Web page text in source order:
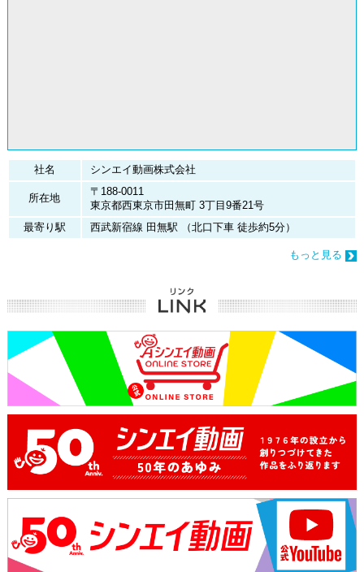
からかい上手の高木さん3
2021
iiiあいすくりん
ましろのおと
アイドールズ！
PUI PUI モルカー
2020
社名 シンエイ動画株式会社
所在地
〒188-0011
東京都西東京市田無町 3丁目9番21号
最寄り駅
西武新宿線 田無駅 （北口下車 徒歩約5分）
もっと見る